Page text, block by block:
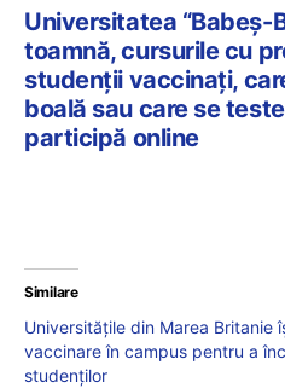
Universitatea “Babeș-
toamnă, cursurile cu
studenții vaccinați,
boală sau care se
participă online
Similare
Universitățile din Marea Britanie
vaccinare în campus pentru a
studenților